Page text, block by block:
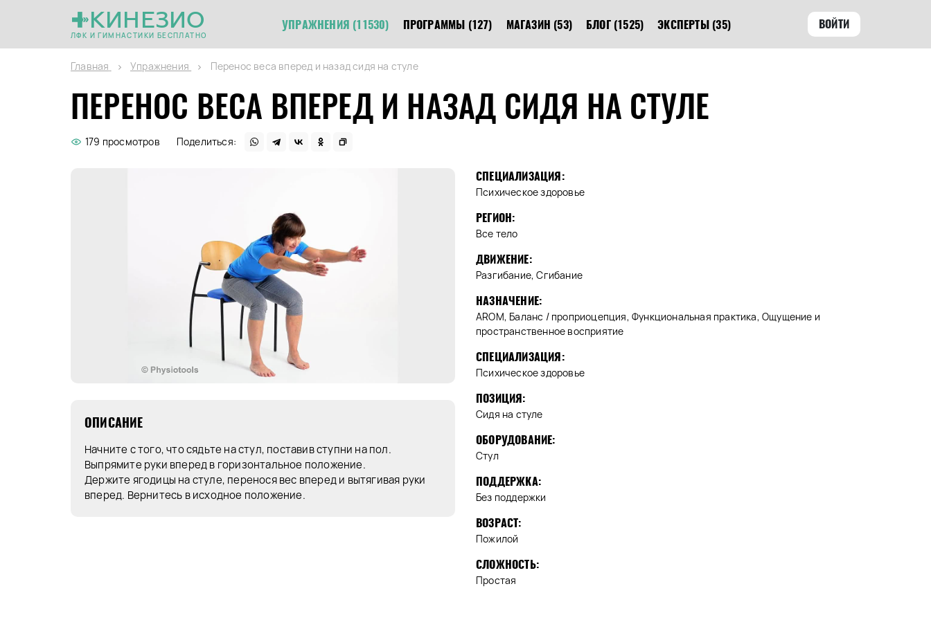
КИНЕЗИО
ЛФК И ГИМНАСТИКИ БЕСПЛАТНО
УПРАЖНЕНИЯ (11530) ПРОГРАММЫ (127) МАГАЗИН (53) БЛОГ (1525) ЭКСПЕРТЫ (35) ВОЙТИ
Главная Упражнения Перенос веса вперед и назад сидя на стуле
ПЕРЕНОС ВЕСА ВПЕРЕД И НАЗАД СИДЯ НА СТУЛЕ
179 просмотров Поделиться:
ОПИСАНИЕ
Начните с того, что сядьте на стул, поставив ступни на пол.
Выпрямите руки вперед в горизонтальное положение.
Держите ягодицы на стуле, перенося вес вперед и вытягивая руки
вперед. Вернитесь в исходное положение.
СПЕЦИАЛИЗАЦИЯ:
Психическое здоровье
РЕГИОН:
Все тело
ДВИЖЕНИЕ:
Разгибание, Сгибание
НАЗНАЧЕНИЕ:
AROM, Баланс / проприоцепция, Функциональная практика, Ощущение и
пространственное восприятие
СПЕЦИАЛИЗАЦИЯ:
Психическое здоровье
ПОЗИЦИЯ:
Сидя на стуле
ОБОРУДОВАНИЕ:
Стул
ПОДДЕРЖКА:
Без поддержки
ВОЗРАСТ:
Пожилой
СЛОЖНОСТЬ:
Простая